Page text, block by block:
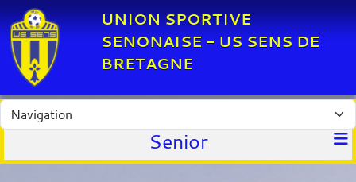
UNION SPORTIVE
SENONAISE - US SENS DE
BRETAGNE
Senior
Panneau de gestion des cookies